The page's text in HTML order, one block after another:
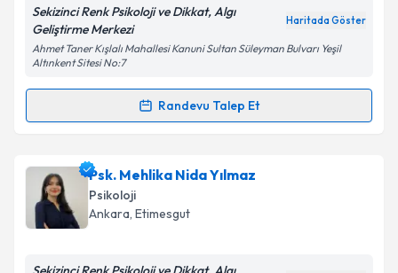
Metni'ni okudum ve kişisel verilerimin belirtilen
kapsamda işlenmesini kabul ediyorum.
Sekizinci Renk Psikoloji ve Dikkat, Algı
Geliştirme Merkezi
Haritada Göster
Ahmet Taner Kışlalı Mahallesi Kanuni Sultan Süleyman Bulvarı Yeşil
Altınkent Sitesi No:7
Randevu Talep Et
Randevu Takvimi Talebi
Psk. Yeşim Sıla Uysaliçin randevu takvimi talebi
oluşturun. Size bu uzmandan randevu almanız için bir
takvim hazırlandığında e-posta ile bilgilendireceğiz.
Psk. Mehlika Nida Yılmaz
Psikoloji
Ankara, Etimesgut